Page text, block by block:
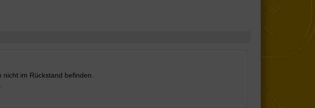
im Rückstand befinden.